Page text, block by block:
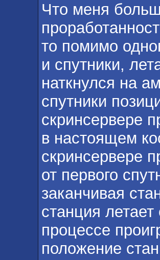
Что меня
то помимо
и спутники,
наткнулся на
спутники
скринсервере
в настоящем
скринсервере
от первого
заканчивая
станция летает
процессе
положение